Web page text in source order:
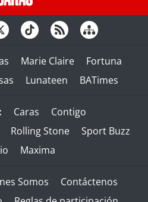
Marie Claire
Fortuna
Lunateen BATimes
Caras
Contigo
Rolling Stone
Sport Buzz
Maxima
Somos
Contáctenos